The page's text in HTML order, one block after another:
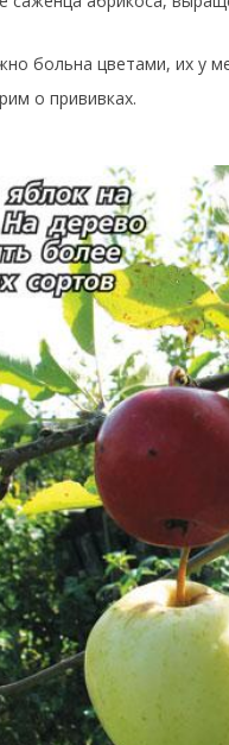
больна цветами, их у
о прививках.